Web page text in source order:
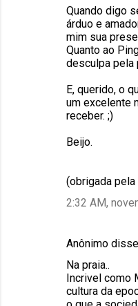
Quando digo
árduo e
mim sua
Quanto ao
desculpa pela
E, querido, o
um excelente
receber. ;)
Beijo.
(obrigada
2:32 AM,
Anônimo
Na praia..
Incrivel como
cultura da